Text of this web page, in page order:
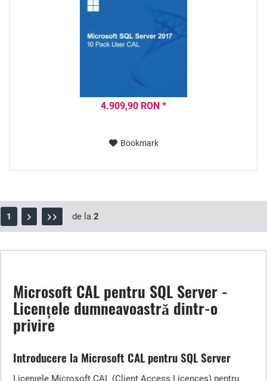
4.909,90 RON *
Bookmark
1 de la 2
Microsoft CAL pentru SQL Server -
Licențele dumneavoastră dintr-o
privire
Introducere la Microsoft CAL pentru SQL Server
Licențele Microsoft CAL (Client Access Licences) pentru